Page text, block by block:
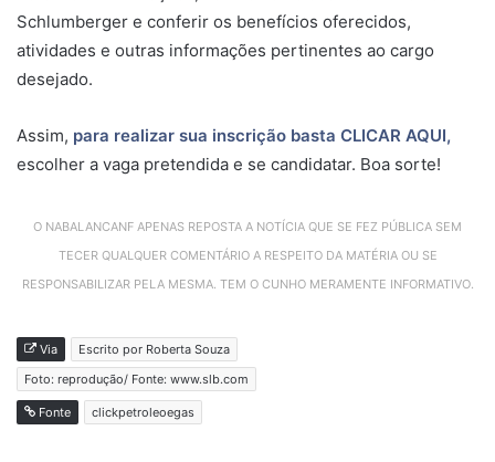
Schlumberger e conferir os benefícios oferecidos,
atividades e outras informações pertinentes ao cargo
desejado.
Assim, para realizar sua inscrição basta CLICAR AQUI,
escolher a vaga pretendida e se candidatar. Boa sorte!
O NABALANCANF APENAS REPOSTA A NOTÍCIA QUE SE FEZ PÚBLICA SEM
TECER QUALQUER COMENTÁRIO A RESPEITO DA MATÉRIA OU SE
RESPONSABILIZAR PELA MESMA. TEM O CUNHO MERAMENTE INFORMATIVO.
Via
Escrito por Roberta Souza
Foto: reprodução/ Fonte: www.slb.com
Fonte clickpetroleoegas